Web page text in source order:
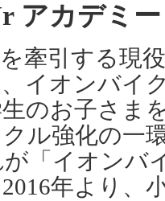
アカデミ
を牽引する現
イオンバイ
のお子さま
ル強化の一
「イオンバ
年より、